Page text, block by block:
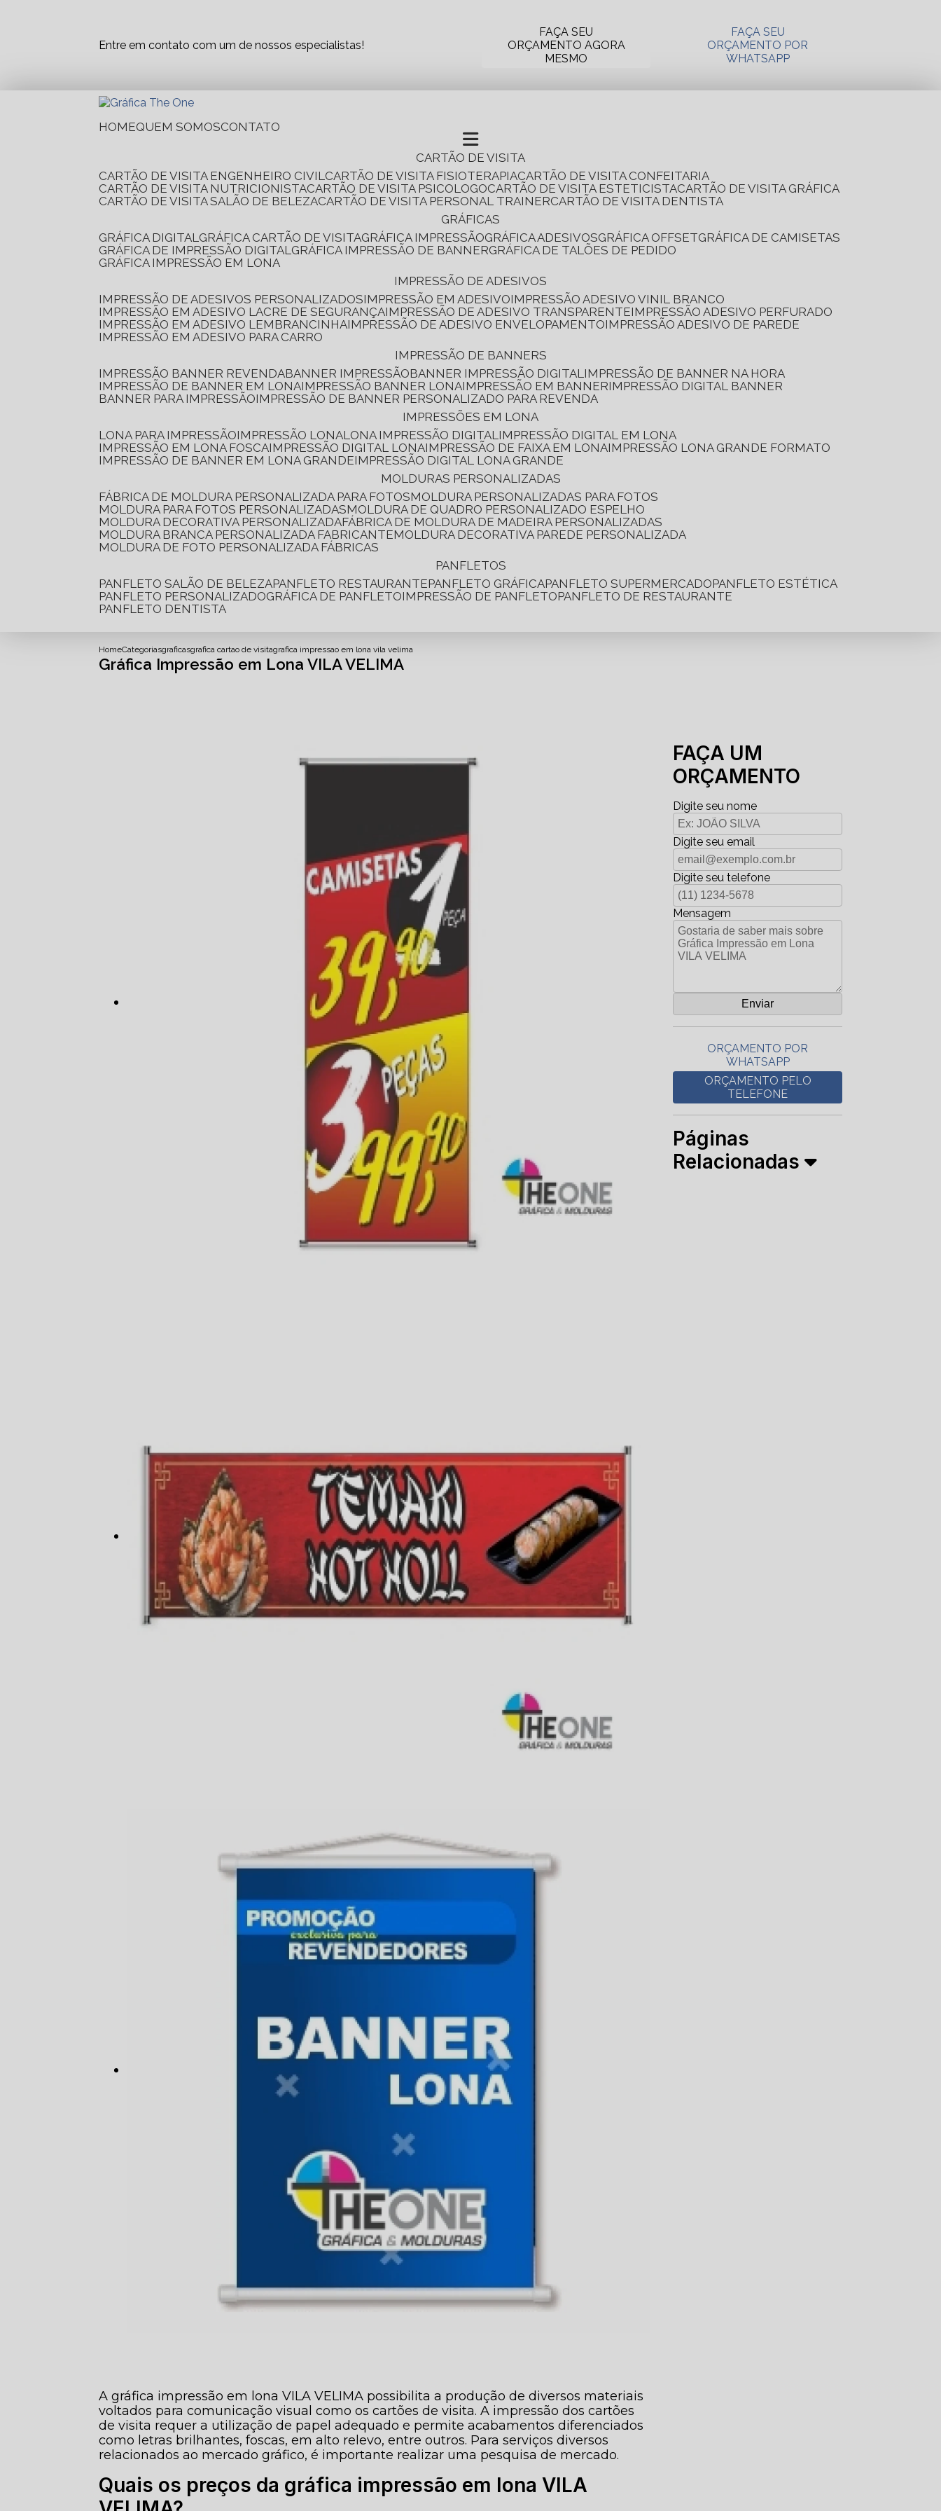
Entre em contato com um de nossos especialistas!
FAÇA SEU
ORÇAMENTO AGORA
MESMO
FAÇA SEU
ORÇAMENTO POR
WHATSAPP
HOME QUEM SOMOS CONTATO
CARTÃO DE VISITA
CARTÃO DE VISITA ENGENHEIRO CIVIL CARTÃO DE VISITA FISIOTERAPIA CARTÃO DE VISITA CONFEITARIA
CARTÃO DE VISITA NUTRICIONISTA CARTÃO DE VISITA PSICOLOGO CARTÃO DE VISITA ESTETICISTA CARTÃO DE VISITA GRÁFICA
CARTÃO DE VISITA SALÃO DE BELEZA CARTÃO DE VISITA PERSONAL TRAINER CARTÃO DE VISITA DENTISTA
GRÁFICAS
GRÁFICA DIGITAL
GRÁFICA CARTÃO DE VISITA GRÁFICA IMPRESSÃO GRÁFICA ADESIVOS GRÁFICA OFFSET
GRÁFICA DE CAMISETAS
GRÁFICA DE IMPRESSÃO DIGITAL
GRÁFICA IMPRESSÃO DE BANNER
GRÁFICA DE TALÕES DE PEDIDO
GRÁFICA IMPRESSÃO EM LONA
IMPRESSÃO DE ADESIVOS
IMPRESSÃO DE ADESIVOS PERSONALIZADOS IMPRESSÃO EM ADESIVO IMPRESSÃO ADESIVO VINIL BRANCO
IMPRESSÃO EM ADESIVO LACRE DE SEGURANÇA IMPRESSÃO DE ADESIVO TRANSPARENTE IMPRESSÃO ADESIVO PERFURADO
IMPRESSÃO EM ADESIVO LEMBRANCINHA IMPRESSÃO DE ADESIVO ENVELOPAMENTO IMPRESSÃO ADESIVO DE PAREDE
IMPRESSÃO EM ADESIVO PARA CARRO
IMPRESSÃO DE BANNERS
IMPRESSÃO BANNER REVENDA
BANNER IMPRESSÃO BANNER IMPRESSÃO DIGITAL IMPRESSÃO DE BANNER NA HORA
IMPRESSÃO DE BANNER EM LONA IMPRESSÃO BANNER LONA IMPRESSÃO EM BANNER IMPRESSÃO DIGITAL BANNER
BANNER PARA IMPRESSÃO IMPRESSÃO DE BANNER PERSONALIZADO PARA REVENDA
IMPRESSÕES EM LONA
LONA PARA IMPRESSÃO IMPRESSÃO LONA LONA IMPRESSÃO DIGITAL IMPRESSÃO DIGITAL EM LONA
IMPRESSÃO EM LONA FOSCA IMPRESSÃO DIGITAL LONA IMPRESSÃO DE FAIXA EM LONA IMPRESSÃO LONA GRANDE FORMATO
IMPRESSÃO DE BANNER EM LONA GRANDE IMPRESSÃO DIGITAL LONA GRANDE
MOLDURAS PERSONALIZADAS
FÁBRICA DE MOLDURA PERSONALIZADA PARA FOTOS
MOLDURA PERSONALIZADAS PARA FOTOS
MOLDURA PARA FOTOS PERSONALIZADAS
MOLDURA DE QUADRO PERSONALIZADO ESPELHO
MOLDURA DECORATIVA PERSONALIZADA FÁBRICA DE MOLDURA DE MADEIRA PERSONALIZADAS
MOLDURA BRANCA PERSONALIZADA FABRICANTE
MOLDURA DECORATIVA PAREDE PERSONALIZADA
MOLDURA DE FOTO PERSONALIZADA FÁBRICAS
PANFLETOS
PANFLETO SALÃO DE BELEZA PANFLETO RESTAURANTE PANFLETO GRÁFICA PANFLETO SUPERMERCADO PANFLETO ESTÉTICA
PANFLETO PERSONALIZADO
GRÁFICA DE PANFLETO IMPRESSÃO DE PANFLETO PANFLETO DE RESTAURANTE
PANFLETO DENTISTA
HomeCategoriasgraficasgrafica cartao de visitagrafica impressao em lona vila velima
Gráfica Impressão em Lona VILA VELIMA
A gráfica impressão em lona VILA VELIMA possibilita a produção de diversos materiais
voltados para comunicação visual como os cartões de visita. A impressão dos cartões
de visita requer a utilização de papel adequado e permite acabamentos diferenciados
como letras brilhantes, foscas, em alto relevo, entre outros. Para serviços diversos
relacionados ao mercado gráfico, é importante realizar uma pesquisa de mercado.
Quais os preços da gráfica impressão em lona VILA
FAÇA UM
ORÇAMENTO
Digite seu nome
Digite seu email
Digite seu telefone
Mensagem
ORÇAMENTO POR
WHATSAPP
ORÇAMENTO PELO
TELEFONE
Páginas
Relacionadas